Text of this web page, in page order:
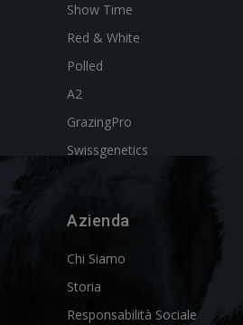
Show Time
Red & White
Polled
A2
GrazingPro
Swissgenetics
Azienda
Chi Siamo
Storia
Responsabilità Sociale